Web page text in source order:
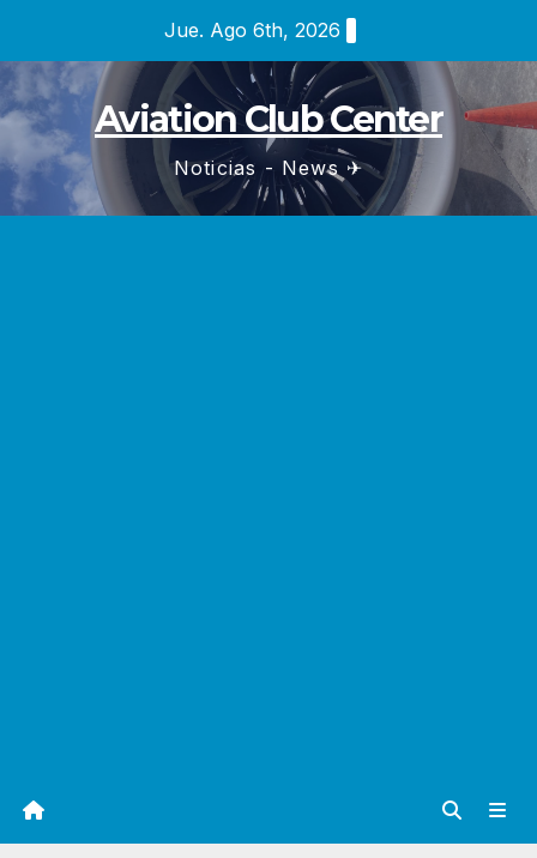
contenido
Jue. Ago 6th, 2026
Aviation Club Center
Noticias - News ✈